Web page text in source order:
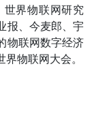
世界物联网研究
报、今麦郎、宇
物联网数字经济
物联网大会。